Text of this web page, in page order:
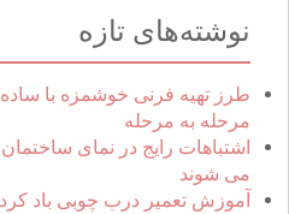
و
ب
ر
ا
ی
:
نوشته‌های تازه
طرز تهیه فرنی خوشمزه با
مرحله به مرحله
اشتباهات رایج در نمای
می شوند
آموزش تعمیر درب چوبی باد